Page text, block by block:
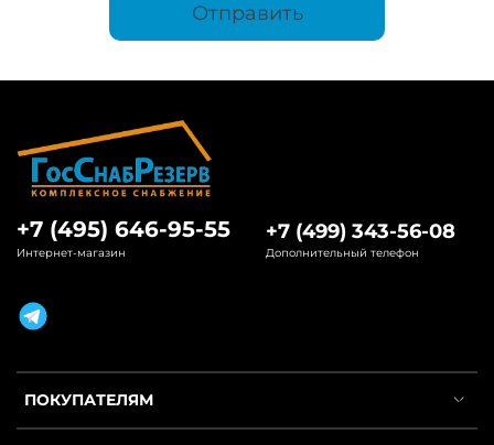
Отправить
ПОКУПАТЕЛЯМ
+7 (495) 646-95-55
Интернет-магазин
+7 (499) 343-56-08
Дополнительный телефон